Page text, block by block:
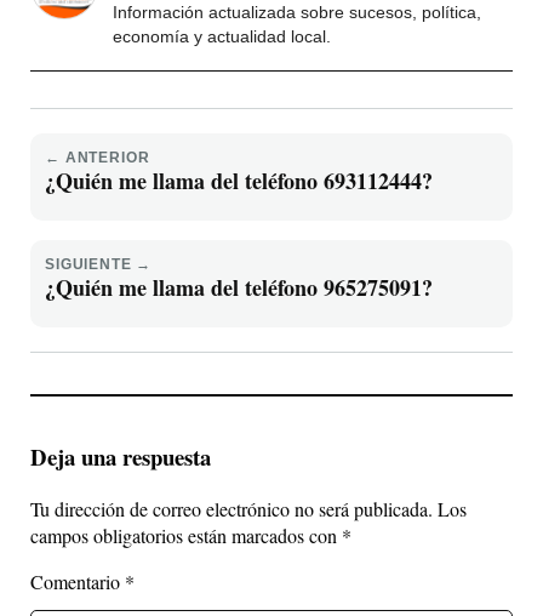
Información actualizada sobre sucesos, política,
economía y actualidad local.
← ANTERIOR
¿Quién me llama del teléfono 693112444?
SIGUIENTE →
¿Quién me llama del teléfono 965275091?
Deja una respuesta
Tu dirección de correo electrónico no será publicada. Los
campos obligatorios están marcados con *
Comentario *